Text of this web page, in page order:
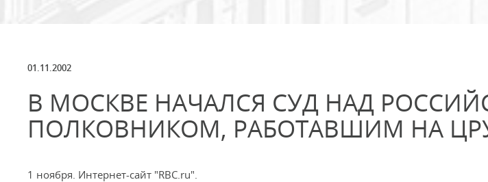
01.11.2002
В МОСКВЕ НАЧАЛСЯ СУД НАД
ПОЛКОВНИКОМ, РАБОТАВШИМ НА
1 ноября. Интернет-сайт "RBC.ru".